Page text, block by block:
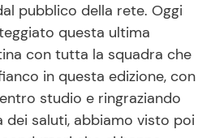
Ricette Feste
Ricette per Bambini
pubblico della rete. Oggi
questa ultima
con tutta la squadra che
in questa edizione, con
studio e ringraziando
dei saluti, abbiamo visto poi